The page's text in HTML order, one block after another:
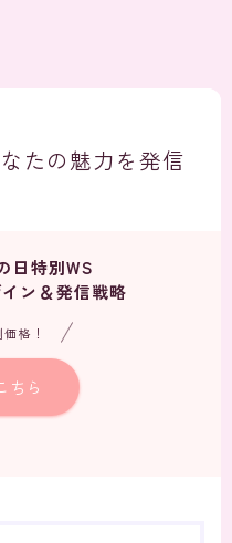
たの魅力を発信
日特別WS
ン＆発信戦略
格！
ちら